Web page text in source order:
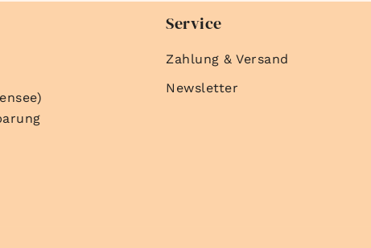
Service
Zahlung & Versand
Newsletter